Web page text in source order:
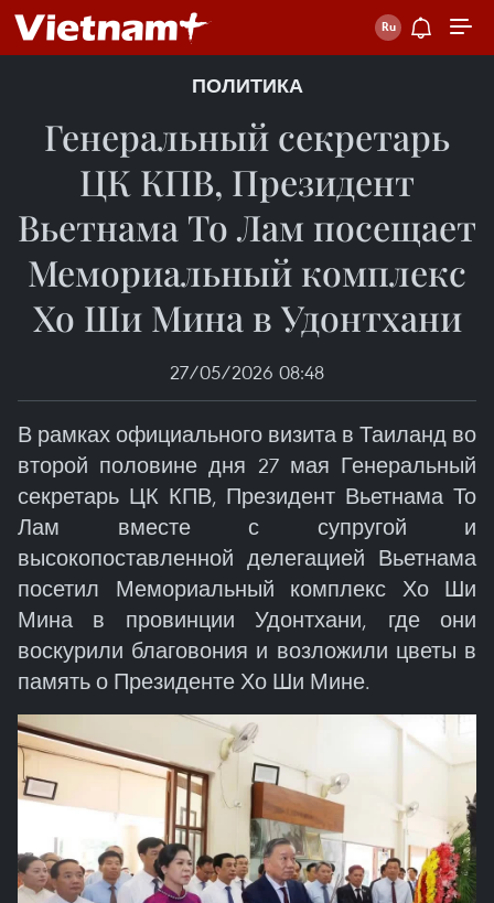
ПОЛИТИКА
Генеральный секретарь
ЦК КПВ, Президент
Вьетнама То Лам посещает
Мемориальный комплекс
Хо Ши Мина в Удонтхани
27/05/2026 08:48
В рамках официального визита в Таиланд во
второй половине дня 27 мая Генеральный
секретарь ЦК КПВ, Президент Вьетнама То
Лам вместе с супругой и
высокопоставленной делегацией Вьетнама
посетил Мемориальный комплекс Хо Ши
Мина в провинции Удонтхани, где они
воскурили благовония и возложили цветы в
память о Президенте Хо Ши Мине.